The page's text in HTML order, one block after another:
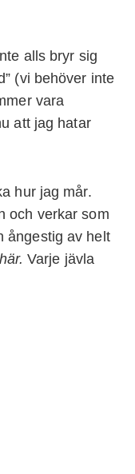
alls bryr sig
(vi behöver inte
vara
att jag hatar
hur jag mår.
och verkar som
ångestig av helt
Varje jävla